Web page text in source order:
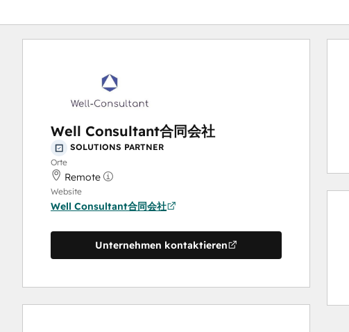
Well Consultant合同会社
SOLUTIONS PARTNER
Orte
Remote
Website
Well Consultant合同会社
Unternehmen kontaktieren